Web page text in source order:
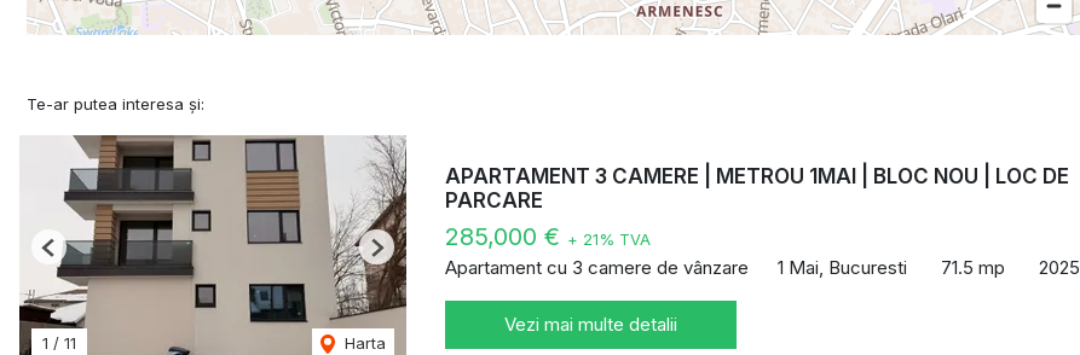
Te-ar putea interesa și:
1 / 11 Harta
Previous Next
APARTAMENT 3 CAMERE | METROU 1MAI | BLOC NOU | LOC DE
PARCARE
285,000 € + 21% TVA
Apartament cu 3 camere de vânzare 1 Mai, Bucuresti 71.5 mp 2025
Vezi mai multe detalii